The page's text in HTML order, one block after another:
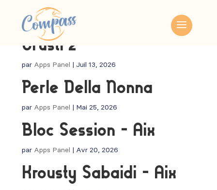
Crusti’z
par Apps Panel | Juil 13, 2026
Perle Della Nonna
par Apps Panel | Mai 25, 2026
Bloc Session – Aix
par Apps Panel | Avr 20, 2026
Krousty Sabaidi – Aix